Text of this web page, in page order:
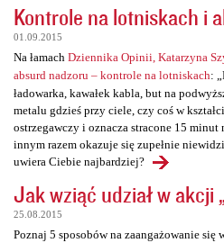
Kontrole na lotniskach i
01.09.2015
Na łamach Dziennika Opinii, Katarzyna
absurd nadzoru – kontrole na lotniskach:
ładowarka, kawałek kabla, but na
metalu gdzieś przy ciele, czy coś w
ostrzegawczy i oznacza stracone 15 minut
innym razem okazuje się zupełnie
uwiera Ciebie najbardziej?
Jak wziąć udział w akcji
25.08.2015
Poznaj 5 sposobów na zaangażowanie się